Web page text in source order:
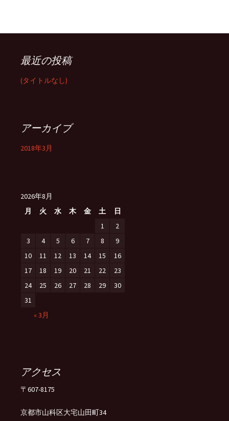
最近の投稿
(タイトルなし)
アーカイブ
2018年3月
2026年8月
月
火 水 木 金 土
日
1
2
3
4 5 6 7 8
9
10
11 12 13 14 15
16
17
18 19 20 21 22
23
24
25 26 27 28 29
30
31
« 3月
アクセス
〒607-8175
京都市山科区大宅山田町34